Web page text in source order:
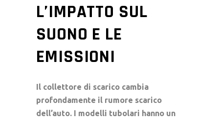
L’IMPATTO SUL
SUONO E LE
EMISSIONI
Il collettore di scarico cambia
profondamente il rumore scarico
dell’auto. I modelli tubolari hanno un